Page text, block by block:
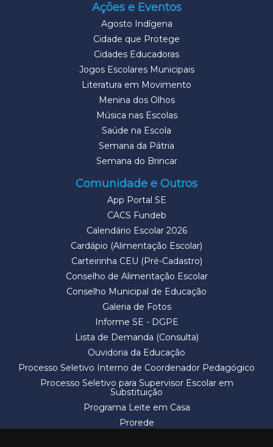
Ações e Eventos
Agosto Indígena
Cidade que Protege
Cidades Educadoras
Jogos Escolares Municipais
Literatura em Movimento
Menina dos Olhos
Música nas Escolas
Saúde na Escola
Semana da Pátria
Semana do Brincar
Comunidade e Outros
App Portal SE
CACS Fundeb
Calendário Escolar 2026
Cardápio (Alimentação Escolar)
Carteirinha CEU (Pré-Cadastro)
Conselho de Alimentação Escolar
Conselho Municipal de Educação
Galeria de Fotos
Informe SE - DGPE
Lista de Demanda (Consulta)
Ouvidoria da Educação
Processo Seletivo Interno de Coordenador Pedagógico
Processo Seletivo para Supervisor Escolar em
Substituição
Programa Leite em Casa
Prorede